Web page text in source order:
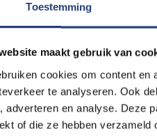
Toestemming
maakt gebruik van
cookies om content
te analyseren. Ook
adverteren en analyse. Deze
of die ze hebben